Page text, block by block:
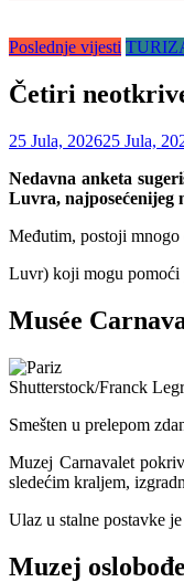
Poslednje vijesti
Četiri
25 Jula, 202625 Jula,
Nedavna anketa
Luvra, najposećenijeg
Međutim, postoji mnogo
Luvr) koji mogu pomoći
Musée
Shutterstock/Franck
Smešten u prelepom
Muzej Carnavalet
sledećim kraljem,
Ulaz u stalne postavke
Muzej